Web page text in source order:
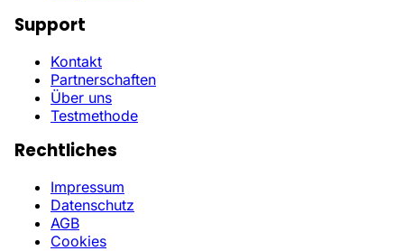
Support
Kontakt
Partnerschaften
Über uns
Testmethode
Rechtliches
Impressum
Datenschutz
AGB
Cookies